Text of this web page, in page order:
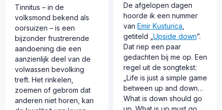
Tinnitus – in de
volksmond bekend als
oorsuizen – is een
bijzonder frustrerende
aandoening die een
aanzienlijk deel van de
volwassen bevolking
treft. Het rinkelen,
zoemen of gebrom dat
anderen niet horen, kan
De afgelopen dagen
hoorde ik een nummer
van Emir Kusturica
getiteld „ Upside down”.
Dat riep een paar
gedachten bij me op. Een
regel uit de songtekst:
„Life is just a simple game
between up and down…
What is down should go